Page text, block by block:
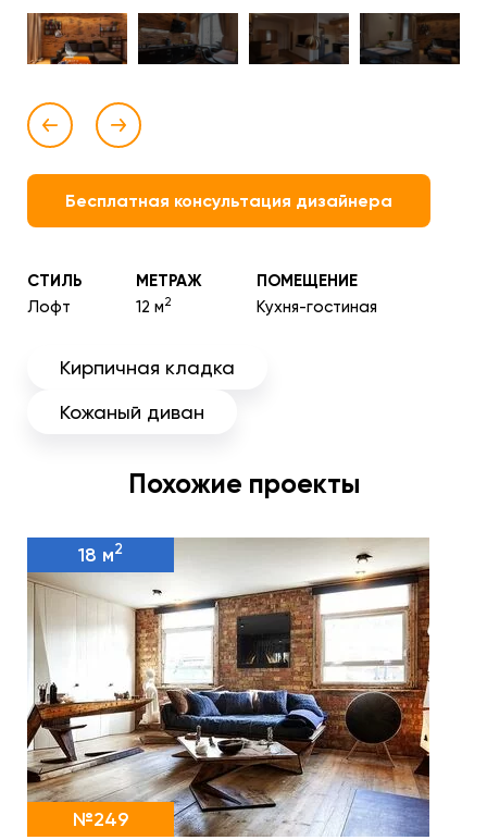
Бесплатная консультация дизайнера
СТИЛЬ
Лофт
МЕТРАЖ
12 м2
ПОМЕЩЕНИЕ
Кухня-гостиная
Кирпичная кладка
Кожаный диван
Похожие проекты
18 м2
№249